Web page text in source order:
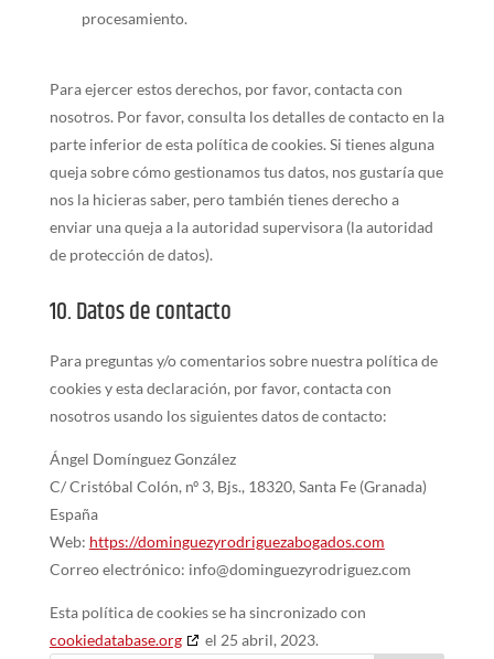
procesamiento.
Para ejercer estos derechos, por favor, contacta con
nosotros. Por favor, consulta los detalles de contacto en la
parte inferior de esta política de cookies. Si tienes alguna
queja sobre cómo gestionamos tus datos, nos gustaría que
nos la hicieras saber, pero también tienes derecho a
enviar una queja a la autoridad supervisora (la autoridad
de protección de datos).
10. Datos de contacto
Para preguntas y/o comentarios sobre nuestra política de
cookies y esta declaración, por favor, contacta con
nosotros usando los siguientes datos de contacto:
Ángel Domínguez González
C/ Cristóbal Colón, nº 3, Bjs., 18320, Santa Fe (Granada)
España
Web: https://dominguezyrodriguezabogados.com
Correo electrónico: info@dominguezyrodriguez.com
Esta política de cookies se ha sincronizado con
cookiedatabase.org
el 25 abril, 2023.